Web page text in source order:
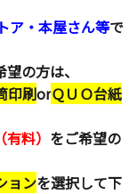
ア・本屋さん等で
の方は、
印刷orＱＵＯ台紙
料） をご希望の
ョンを選択して下